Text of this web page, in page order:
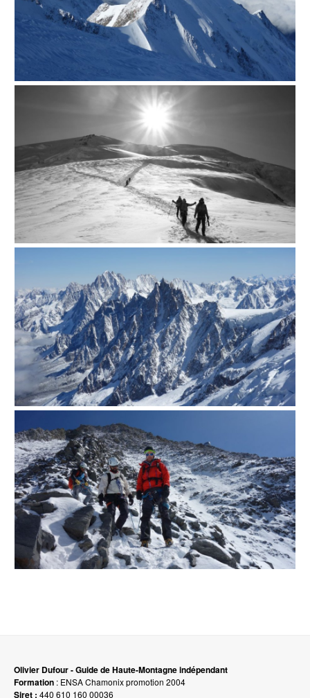
Olivier Dufour - Guide de Haute-Montagne indépendant
Formation : ENSA Chamonix promotion 2004
Siret : 440 610 160 00036